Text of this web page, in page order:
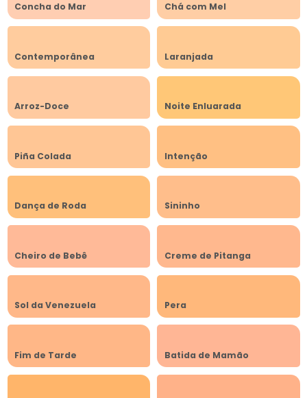
Concha do Mar Chá com Mel
Contemporânea Laranjada
Arroz-Doce Noite Enluarada
Piña Colada Intenção
Dança de Roda Sininho
Cheiro de Bebê Creme de Pitanga
Sol da Venezuela Pera
Fim de Tarde Batida de Mamão